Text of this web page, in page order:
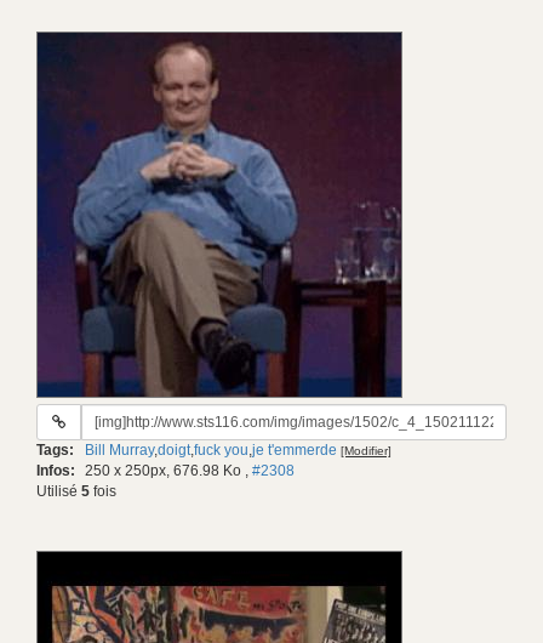
URL
gif:
Tags: Bill Murray,doigt,fuck you,je t'emmerde [Modifier]
Infos: 250 x 250px, 676.98 Ko , #2308
Utilisé 5 fois